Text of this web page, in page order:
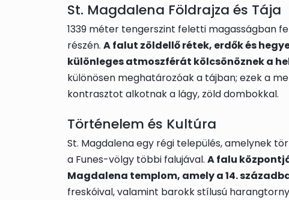
St. Magdalena Földrajza és Tája
1339 méter tengerszint feletti magasságban
részén. A falut zöldellő rétek, erdők és
különleges atmoszférát kölcsönöznek a
különösen meghatározóak a tájban; ezek a
kontrasztot alkotnak a lágy, zöld dombokkal.
Történelem és Kultúra
St. Magdalena egy régi település, amelynek
a Funes-völgy többi falujával. A falu
Magdalena templom, amely a 14.
freskóival, valamint barokk stílusú